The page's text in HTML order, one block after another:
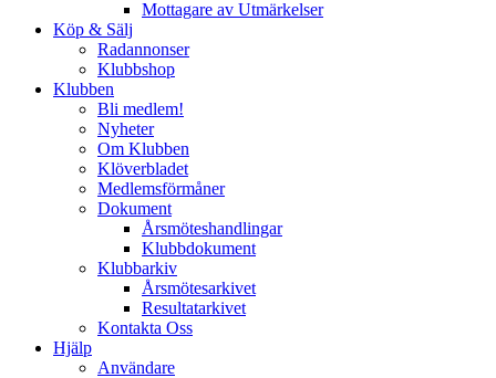
Mottagare av Utmärkelser
Köp & Sälj
Radannonser
Klubbshop
Klubben
Bli medlem!
Nyheter
Om Klubben
Klöverbladet
Medlemsförmåner
Dokument
Årsmöteshandlingar
Klubbdokument
Klubbarkiv
Årsmötesarkivet
Resultatarkivet
Kontakta Oss
Hjälp
Användare